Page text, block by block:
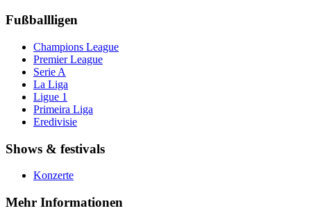
Fußballligen
Champions League
Premier League
Serie A
La Liga
Ligue 1
Primeira Liga
Eredivisie
Shows & festivals
Konzerte
Mehr Informationen